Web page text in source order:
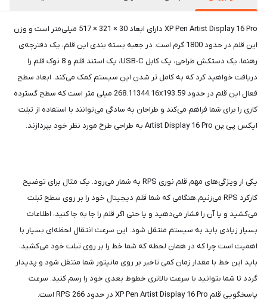
XP Pen Artist Display 16 Pro دارای ابعاد 30 × 321 × 517 میلی‌متر است و وزن
این قلم در حدود 1800 گرم است. در جعبه بسته بندی این قلم، یک دفترچه‌ی
رهنما، یک دستکش طراحی، یک کابل USB-C، یک استند قلم و 8 نوک قلم را
دریافت خواهید کرد که به کامل تر شدن این سیستم کمک می‌کند. ابعاد سطح
فعال این قلم در حدود 268.11344.16x193.59 میلی متر است که سطح گسترده
کاری را برای شما فراهم می‌کند و طراحان به سادگی می‌توانند با استفاده از تبلت
ایکس پی پن Artist Display 16 Pro به طراحی طرح مورد نظر خود بپردازند.
یکی از ویژگی‌های مهم قلم نوری RPS به شمار می‌رود. یک مثال برای توضیح
کارکرد RPS می‌زنیم.هنگامی که شما قلم دیجیتال خود را بر روی سطح تبلت
می‌کشید و یا آن را فشار می‌دهید و یا حتی اگر قلم را جا به جا کنید، اطلاعات
بسیار زیادی باید به سیستم منتقل شود. این سرعت انتقال لحظه‌ای بسیار با
اهمیت است چرا که در همان لحظه که شما خط را بر روی تبلت خود می‌کشید،
باید این خط با مقدار زمان کمی تاخیر بر روی مانیتور شما منتقل شود و پدیدار
گردد تا شما بتوانید با سرعت بالاتری خطوط بعدی خود را رسم کنید. سرعت
پاسخگویی قلم XP Pen Artist Display 16 Pro در حدود 266 RPS است.